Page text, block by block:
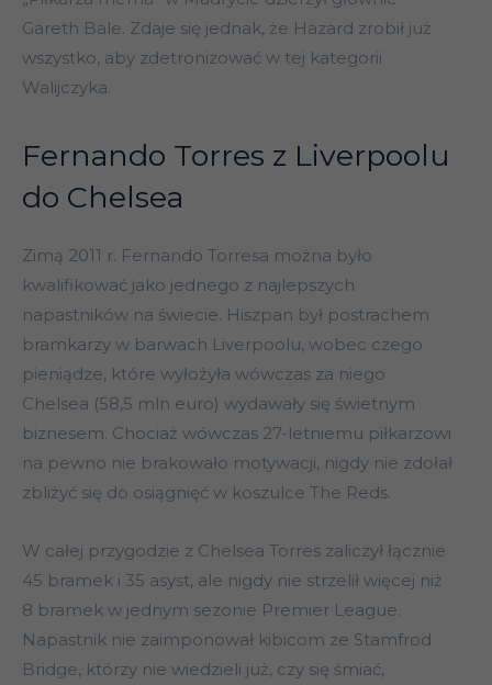
Gareth Bale. Zdaje się jednak, że Hazard zrobił już
wszystko, aby zdetronizować w tej kategorii
Walijczyka.
Fernando Torres z Liverpoolu
do Chelsea
Zimą 2011 r. Fernando Torresa można było
kwalifikować jako jednego z najlepszych
napastników na świecie. Hiszpan był postrachem
bramkarzy w barwach Liverpoolu, wobec czego
pieniądze, które wyłożyła wówczas za niego
Chelsea (58,5 mln euro) wydawały się świetnym
biznesem. Chociaż wówczas 27-letniemu piłkarzowi
na pewno nie brakowało motywacji, nigdy nie zdołał
zbliżyć się do osiągnięć w koszulce The Reds.
W całej przygodzie z Chelsea Torres zaliczył łącznie
45 bramek i 35 asyst, ale nigdy nie strzelił więcej niż
8 bramek w jednym sezonie Premier League.
Napastnik nie zaimponował kibicom ze Stamfrod
Bridge, którzy nie wiedzieli już, czy się śmiać,